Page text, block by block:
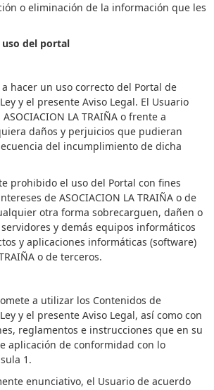
o eliminación de la información que les
uso del portal
hacer un uso correcto del Portal de
y el presente Aviso Legal. El Usuario
LA TRAIÑA o frente a
daños y perjuicios que pudieran
del incumplimiento de dicha
prohibido el uso del Portal con fines
de ASOCIACION LA TRAIÑA o de
otra forma sobrecarguen, dañen o
y demás equipos informáticos
y aplicaciones informáticas (software)
o de terceros.
a utilizar los Contenidos de
y el presente Aviso Legal, así como con
reglamentos e instrucciones que en su
aplicación de conformidad con lo
1.
enunciativo, el Usuario de acuerdo